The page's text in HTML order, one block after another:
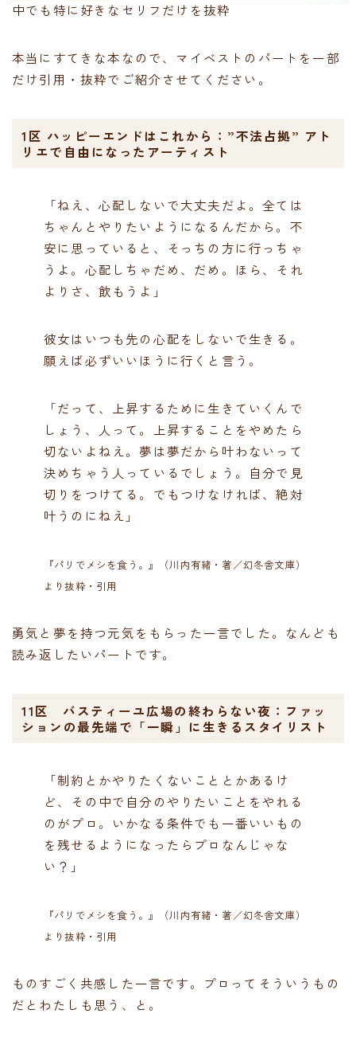
中でも特に好きなセリフだけを抜粋
本当にすてきな本なので、マイベストのパートを一部
だけ引用・抜粋でご紹介させてください。
1区 ハッピーエンドはこれから：”不法占拠” アト
リエで自由になったアーティスト
「ねえ、心配しないで大丈夫だよ。全ては
ちゃんとやりたいようになるんだから。不
安に思っていると、そっちの方に行っちゃ
うよ。心配しちゃだめ、だめ。ほら、それ
よりさ、飲もうよ」
彼女はいつも先の心配をしないで生きる。
願えば必ずいいほうに行くと言う。
「だって、上昇するために生きていくんで
しょう、人って。上昇することをやめたら
切ないよねえ。夢は夢だから叶わないって
決めちゃう人っているでしょう。自分で見
切りをつけてる。でもつけなければ、絶対
叶うのにねえ」
『パリでメシを食う。』（川内有緒・著／幻冬舎文庫）
より抜粋・引用
勇気と夢を持つ元気をもらった一言でした。なんども
読み返したいパートです。
11区 バスティーユ広場の終わらない夜：ファッ
ションの最先端で「一瞬」に生きるスタイリスト
「制約とかやりたくないこととかあるけ
ど、その中で自分のやりたいことをやれる
のがプロ。いかなる条件でも一番いいもの
を残せるようになったらプロなんじゃな
い？」
『パリでメシを食う。』（川内有緒・著／幻冬舎文庫）
より抜粋・引用
ものすごく共感した一言です。プロってそういうもの
だとわたしも思う、と。